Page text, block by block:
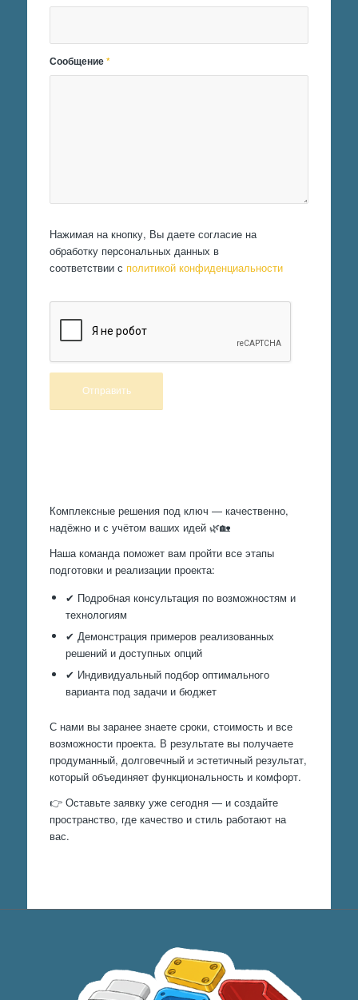
Сообщение*
Нажимая на кнопку, Вы даете согласие на
обработку персональных данных в
соответствии с политикой конфиденциальности
Комплексные решения под ключ — качественно,
надёжно и с учётом ваших идей 🌿🏡
Наша команда поможет вам пройти все этапы
подготовки и реализации проекта:
✔ Подробная консультация по возможностям и
технологиям
✔ Демонстрация примеров реализованных
решений и доступных опций
✔ Индивидуальный подбор оптимального
варианта под задачи и бюджет
С нами вы заранее знаете сроки, стоимость и все
возможности проекта. В результате вы получаете
продуманный, долговечный и эстетичный результат,
который объединяет функциональность и комфорт.
👉 Оставьте заявку уже сегодня — и создайте
пространство, где качество и стиль работают на
вас.